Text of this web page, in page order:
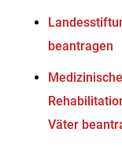
beantragen
Väter